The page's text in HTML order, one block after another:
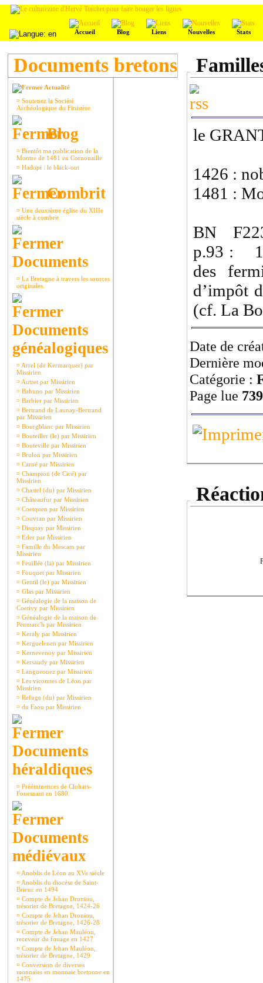
Accueil Blog Liens Nouvelles Stats
Documents bretons
Actualité
¤ Soutenez la Société
Archéologique du Finistère
Blog
¤ Bientôt ma publication de la
Montre de 1481 en Cornouaille
¤ Hadopi : le black-out
Combrit
¤ Une deuxième église du XIIIe
siècle à combrit
Documents
¤ La Bretagne à travers les sources
originales.
Documents
généalogiques
¤ Arrel (de Kermarquer) par
Missirien
¤ Autret par Missirien
¤ Bahuno par Missirien
¤ Barbier par Missirien
¤ Bertrand de Launay-Bertrand
par Missirien
¤ Bourgblanc par Missirien
¤ Bouteiller (le) par Missirien
¤ Bouteville par Missirien
¤ Brulon par Missirien
¤ Carné par Missirien
¤ Champion (de Cicé) par
Missirien
¤ Chastel (du) par Missirien
¤ Châteaufur par Missirien
¤ Coetquen par Missirien
¤ Couvran par Missirien
¤ Disquay par Missirien
¤ Eder par Missirien
¤ Famille du Mescam par
Missirien
¤ Feuillée (la) par Missirien
¤ Fouquet par Missirien
¤ Gentil (le) par Missirien
¤ Glas par Missirien
¤ Généalogie de la maison de
Coetivy par Missirien
¤ Généalogie de la maison de
Penmarc'h par Missirien
¤ Keraly par Missirien
¤ Kerguelenen par Missirien
¤ Kernevenoy par Missirien
¤ Kersaudy par Missirien
¤ Langueouez par Missirien
¤ Les vicomtes de Léon par
Missirien
¤ Refuge (du) par Missirien
¤ du Faou par Missirien
Documents
héraldiques
¤ Prééminences de Clohars-
Fouesnant en 1680
Documents
médiévaux
¤ Anoblis de Léon au XVe siècle
¤ Anoblis du diocèse de Saint-
Brieuc en 1494
¤ Compte de Jehan Droniou,
trésorier de Bretagne, 1424-26
¤ Compte de Jehan Droniou,
trésorier de Bretagne, 1426-28
¤ Compte de Jehan Mauléon,
receveur du fouage en 1427
¤ Compte de Jehan Mauléon,
trésorier de Bretagne, 1429
¤ Conversion de diverses
monnaies en monnaie bretonne en
1475
le
1426 :
1481 :
BN
p.93 :
des
d’impôt
(cf. La
Date de
Dernière
Catégorie :
Page lue